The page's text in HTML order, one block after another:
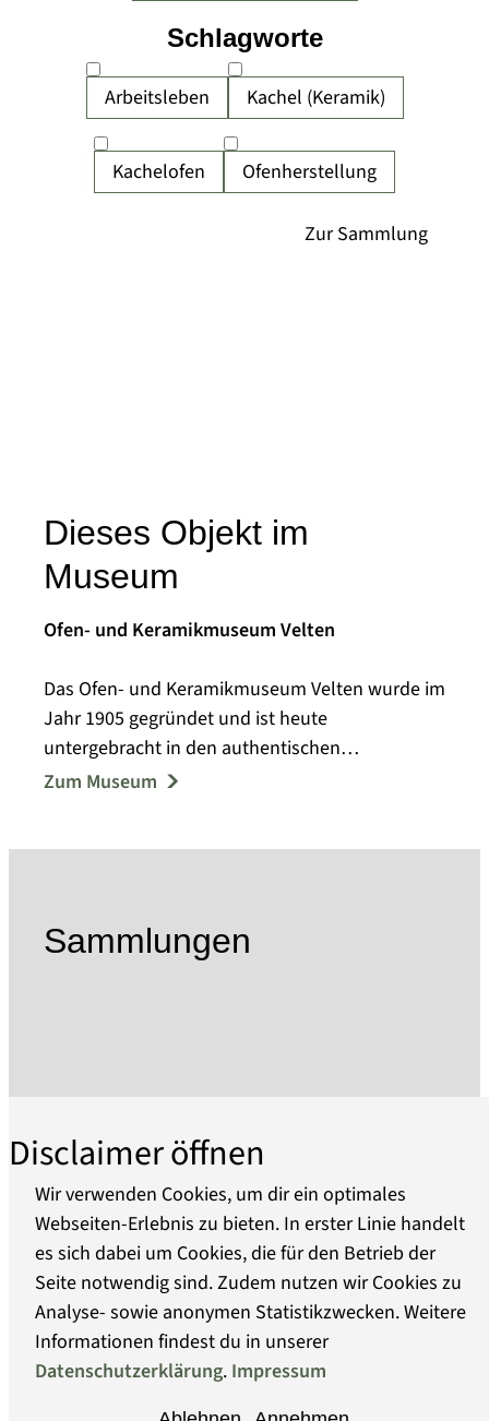
Arbeitsleben Kachel (Keramik)
Kachelofen Ofenherstellung
Schlagworte
Dieses Objekt im
Museum
Ofen- und Keramikmuseum Velten
Das Ofen- und Keramikmuseum Velten wurde im
Jahr 1905 gegründet und ist heute
untergebracht in den authentischen
Räumlichkeiten der Kachelofenfabrik A. Schmidt,
Einblick in die brandenburgische Industrie- und
Technikgeschichte der Keramik- und
Führungen, bis zu fünf Sonderausstellungen pro
Jahr, Kunsthandwerkermärkte,
Sonntagsmatinéen, Vorstellungen der
TonKunst32, Kino- und Vortragsreihen sowie ein
museumspädagogisches Programm gehören
zum Angebotsspektrum. Die seit Frühjahr 2012
gezeigte neue Dauerausstellung bietet einen
speziell auf die jüngeren Besucher
abgestimmten Ausstellungsrundgang (22
Zum Museum
Sammlungen
Über uns
Barrierefreiheit
Datenschutz
Disclaimer öffnen
Wir verwenden Cookies, um dir ein optimales
Webseiten-Erlebnis zu bieten. In erster Linie handelt
es sich dabei um Cookies, die für den Betrieb der
Seite notwendig sind. Zudem nutzen wir Cookies zu
Analyse- sowie anonymen Statistikzwecken. Weitere
Informationen findest du in unserer
Datenschutzerklärung. Impressum